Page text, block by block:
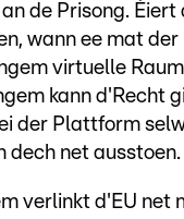
de Prisong.
wann ee mat
virtuelle
kann d'Recht
der Plattform
dech net ausstoen.
verlinkt d'EU net